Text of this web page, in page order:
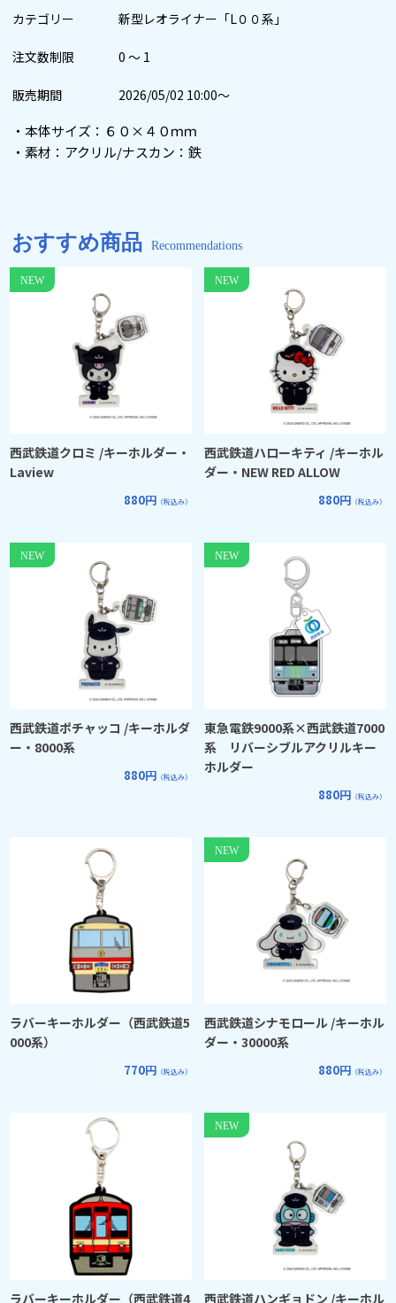
カテゴリー 新型レオライナー「L００系」
注文数制限 0 ～ 1
販売期間 2026/05/02 10:00～
・本体サイズ：６０×４０ｍｍ
・素材：アクリル/ナスカン：鉄
おすすめ商品 Recommendations
西武鉄道クロミ /キーホルダー・
Laview
880円 （税込み）
西武鉄道ハローキティ /キーホル
ダー・NEW RED ALLOW
880円 （税込み）
西武鉄道ポチャッコ /キーホルダ
ー・8000系
880円 （税込み）
東急電鉄9000系×西武鉄道7000
系 リバーシブルアクリルキー
ホルダー
880円 （税込み）
ラバーキーホルダー（西武鉄道5
000系）
770円 （税込み）
西武鉄道シナモロール /キーホル
ダー・30000系
880円 （税込み）
ラバーキーホルダー（西武鉄道4 西武鉄道ハンギョドン /キーホル